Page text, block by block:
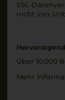
Alkoholgehalt
15 % Vol.
SSL-
nicht von
Hervorragend
Über 10.000
Mehr